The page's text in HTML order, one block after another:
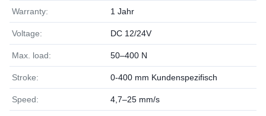
Warranty: 1 Jahr
Voltage: DC 12/24V
Max. load: 50–400 N
Stroke: 0-400 mm Kundenspezifisch
Speed: 4,7–25 mm/s